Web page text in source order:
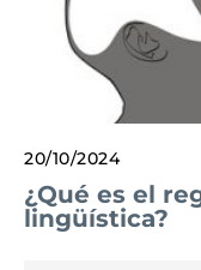
20/10/2024
¿Qué es el
lingüística?